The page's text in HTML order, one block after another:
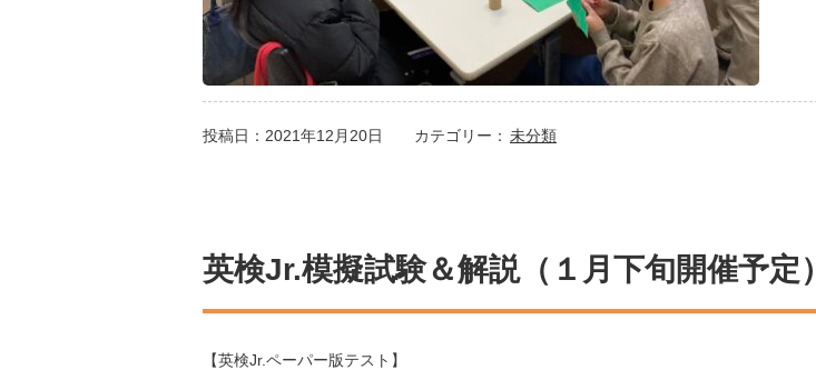
投稿日：2021年12月20日 カテゴリー： 未分類
英検Jr.模擬試験＆解説（１月下旬開催予定）
【英検Jr.ペーパー版テスト】